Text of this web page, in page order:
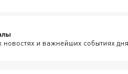
и важнейших событиях